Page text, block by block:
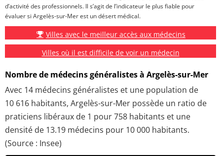
d’activité des professionnels. Il s’agit de l’indicateur le plus fiable pour
évaluer si Argelès-sur-Mer est un désert médical.
Villes avec le meilleur accès aux médecins
Villes où il est difficile de voir un médecin
Nombre de médecins généralistes à Argelès-sur-Mer
Avec 14 médecins généralistes et une population de
10 616 habitants, Argelès-sur-Mer possède un ratio de
praticiens libéraux de 1 pour 758 habitants et une
densité de 13.19 médecins pour 10 000 habitants.
(Source : Insee)